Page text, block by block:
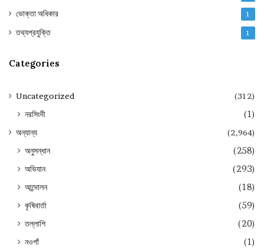
ভোক্তা অধিকার 1
তথ্যপ্রযুক্তি 1
Categories
Uncategorized (312)
নরসিংদী (1)
অন্যান্য (2,964)
অনুসন্ধান
(258)
অভিযান
(293)
আন্দোলন
(18)
কৃষিবার্তা
(59)
তল্লাশি
(20)
নওগাঁ
(1)